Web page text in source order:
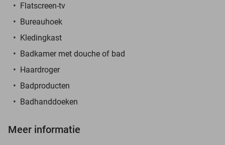
Flatscreen-tv
Bureauhoek
Kledingkast
Badkamer met douche of bad
Haardroger
Badproducten
Badhanddoeken
Meer informatie